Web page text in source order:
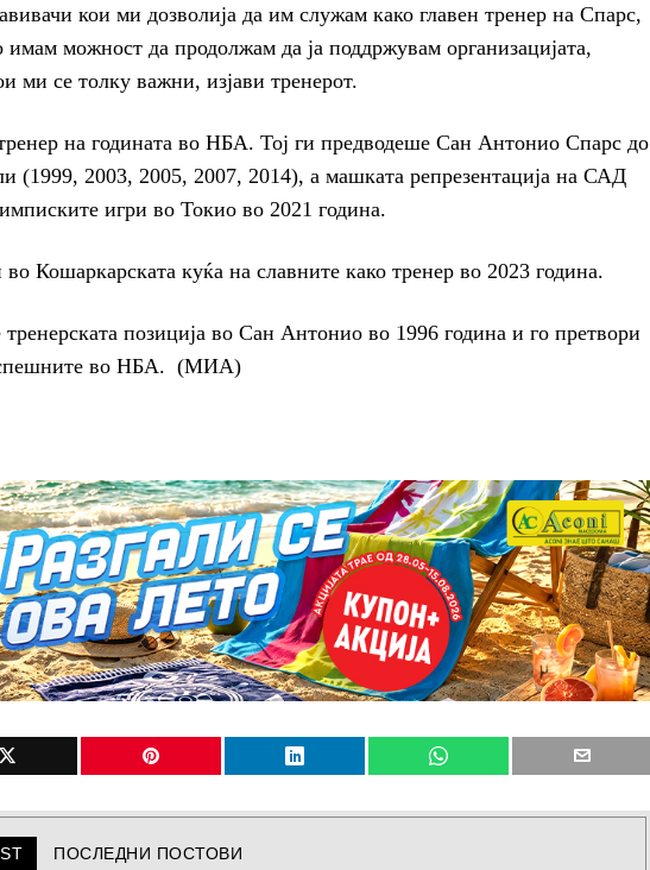
кои ми дозволија да им служам како главен тренер на Спарс,
можност да продолжам да ја поддржувам организацијата,
ми се толку важни, изјави тренерот.
на годината во НБА. Тој ги предводеше Сан Антонио Спарс до
(1999, 2003, 2005, 2007, 2014), а машката репрезентација на САД
игри во Токио во 2021 година.
Кошаркарската куќа на славните како тренер во 2023 година.
тренерската позиција во Сан Антонио во 1996 година и го претвори
во НБА. (МИА)
ПОСЛЕДНИ ПОСТОВИ